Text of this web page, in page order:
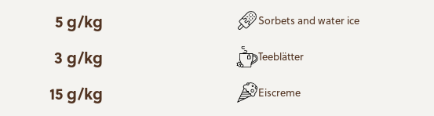
5 g/kg Sorbets and water ice
3 g/kg Teeblätter
15 g/kg Eiscreme